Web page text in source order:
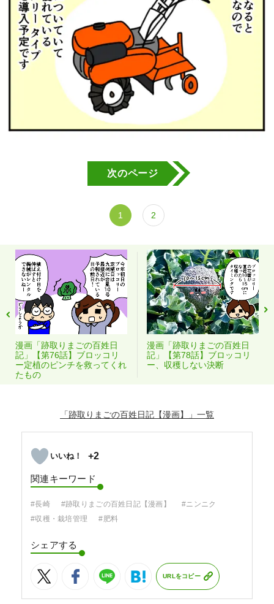
次のページ
1 2
漫画「跡取りまごの百姓日
記」【第76話】ブロッコリ
ー定植のピンチを救ってくれ
たもの
漫画「跡取りまごの百姓日
記」【第78話】ブロッコリ
ー、収穫しない決断
「跡取りまごの百姓日記【漫画】」
+2
関連キーワード
#長崎 #跡取りまごの百姓日記【漫画】
#ニンニク
#収穫・栽培管理
#肥料
シェアする
URLをコピー